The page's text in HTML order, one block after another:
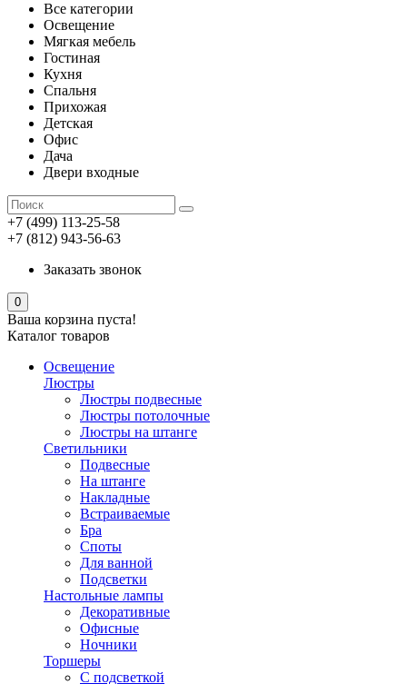
Все категории
Освещение
Мягкая мебель
Гостиная
Кухня
Спальня
Прихожая
Детская
Офис
Дача
Двери входные
+7 (499) 113-25-58
+7 (812) 943-56-63
Заказать звонок
0
Ваша корзина пуста!
Каталог товаров
Освещение
Люстры
Люстры подвесные
Люстры потолочные
Люстры на штанге
Светильники
Подвесные
На штанге
Накладные
Встраиваемые
Бра
Споты
Для ванной
Подсветки
Настольные лампы
Декоративные
Офисные
Ночники
Торшеры
С подсветкой